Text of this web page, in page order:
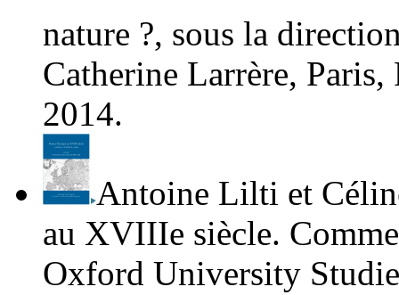
nature ?, sous la
Catherine Larrère,
2014.
Antoine Lilti et
au XVIIIe siècle.
Oxford University